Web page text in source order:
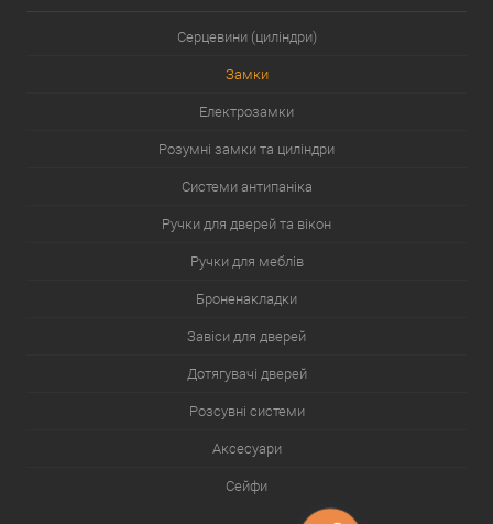
Серцевини (циліндри)
Замки
Електрозамки
Розумні замки та циліндри
Системи антипаніка
Ручки для дверей та вікон
Ручки для меблів
Броненакладки
Завіси для дверей
Дотягувачі дверей
Розсувні системи
Аксесуари
Сейфи